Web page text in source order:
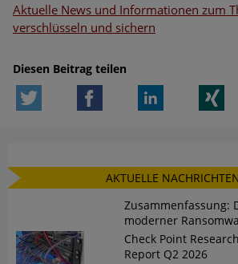
Aktuelle News und Informationen zum
verschlüsseln und sichern
Diesen Beitrag teilen
Facebook LinkedIn
AKTUELLE
Zusammenfassung:
moderner
Check Point
Report Q2 2026